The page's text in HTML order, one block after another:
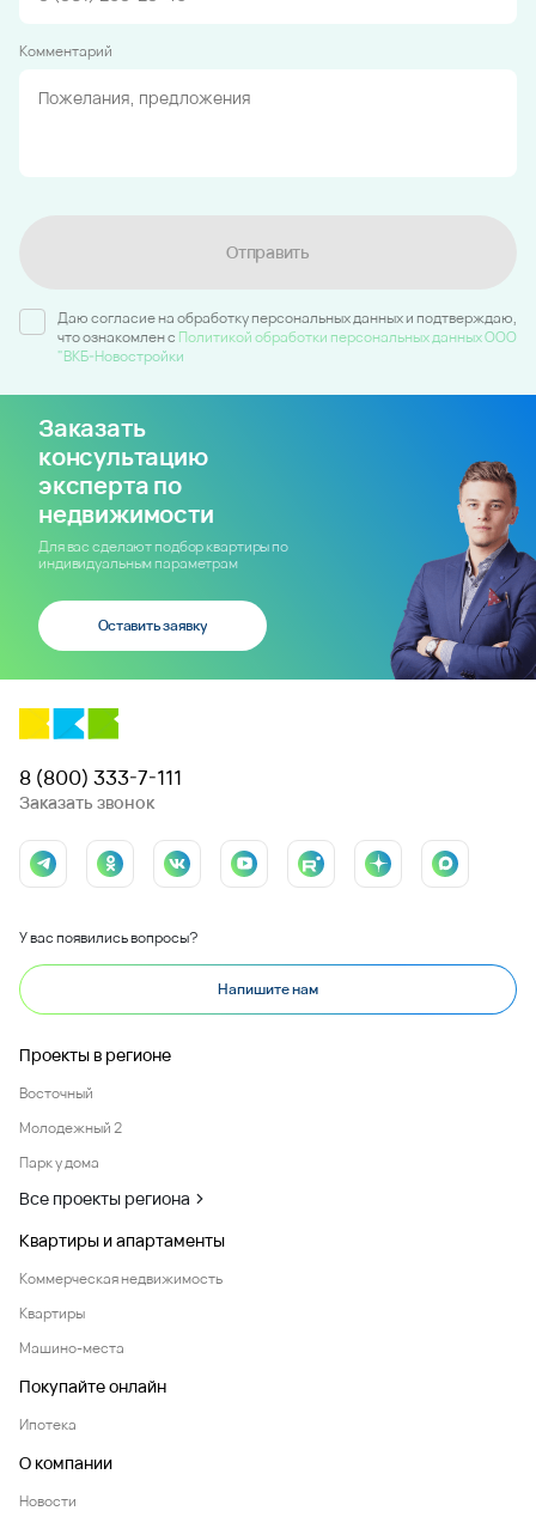
Комментарий
Отправить
Даю согласие на обработку персональных данных и подтверждаю,
что ознакомлен c Политикой обработки персональных данных ООО
"ВКБ-Новостройки
Заказать
консультацию
эксперта по
недвижимости
Для вас сделают подбор квартиры по
индивидуальным параметрам
Оставить заявку
8 (800) 333-7-111
Заказать звонок
У вас появились вопросы?
Напишите нам
Проекты в регионе
Восточный
Молодежный 2
Парк у дома
Все проекты региона
Квартиры и апартаменты
Коммерческая недвижимость
Квартиры
Машино-места
Покупайте онлайн
Ипотека
О компании
Новости